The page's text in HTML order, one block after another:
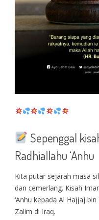
Sepenggal
Radhiallahu ‘Anhu
Kita putar sejarah masa
dan cemerlang. Kisah
‘Anhu kepada Al Hajjaj
Zalim di Iraq.